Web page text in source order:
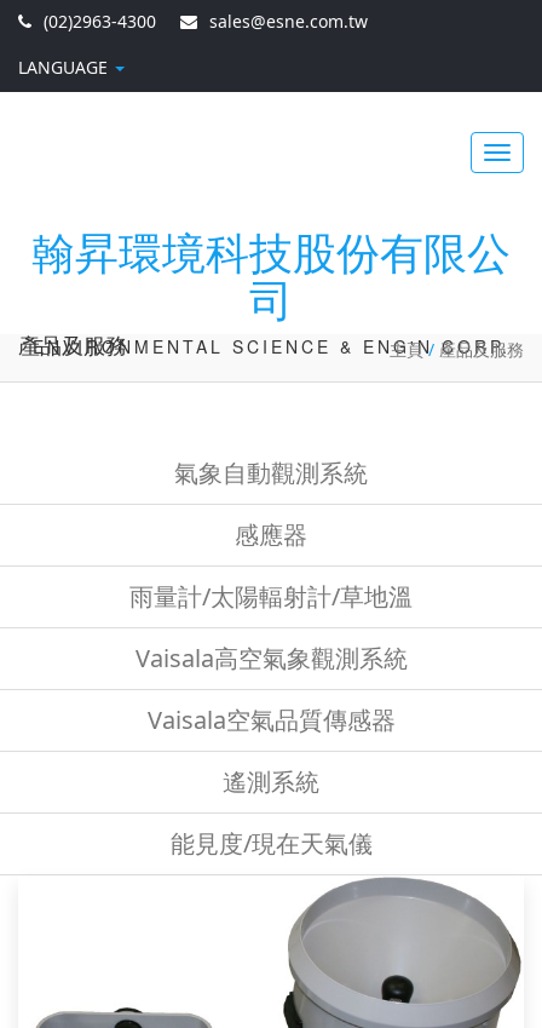
(02)2963-4300
sales@esne.com.tw
LANGUAGE
翰昇環境科技股份有限公
司
ENVIRONMENTAL SCIENCE & ENG'N CORP.
產品及服務 主頁/ 產品及服務
氣象自動觀測系統
感應器
雨量計/太陽輻射計/草地溫
Vaisala高空氣象觀測系統
Vaisala空氣品質傳感器
遙測系統
能見度/現在天氣儀